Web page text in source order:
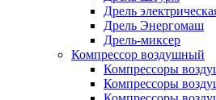
Дрель
Дрель Энергомаш
Дрель-миксер
Компрессор воздушный
Компрессоры
Компрессоры